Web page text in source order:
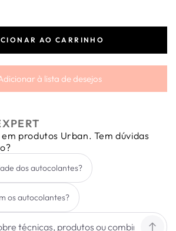
AO CARRINHO
à lista de desejos
produtos Urban. Tem dúvidas
dos autocolantes?
os autocolantes?